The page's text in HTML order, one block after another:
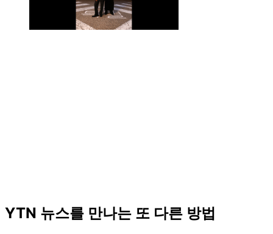
YTN 뉴스를 만나는 또 다른 방법